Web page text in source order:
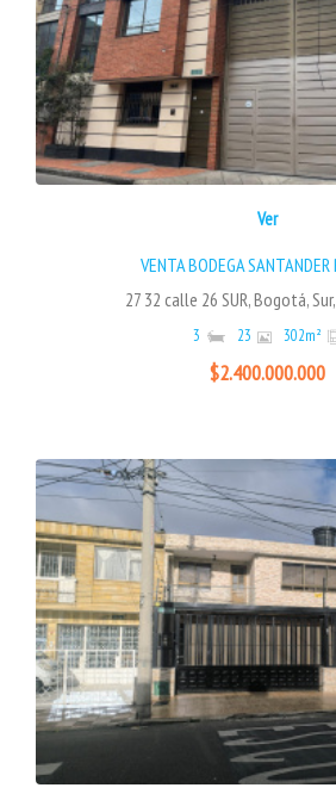
Ver
VENTA BODEGA
27 32 calle 26 SUR, Bogotá,
3 23 302m²
$2.400.000.000